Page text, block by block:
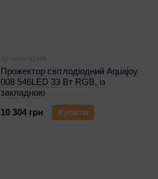
Артикул: 42448
Прожектор світлодіодний Aquajoy
008 546LED 33 Вт RGB, із
закладною
10 304 грн
Купити